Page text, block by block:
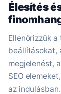
Élesítés
Ellenőrizzük a
beállításokat,
megjelenést,
SEO
az indulásban.